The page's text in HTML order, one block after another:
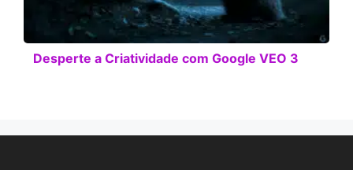
Desperte a Criatividade com Google VEO 3